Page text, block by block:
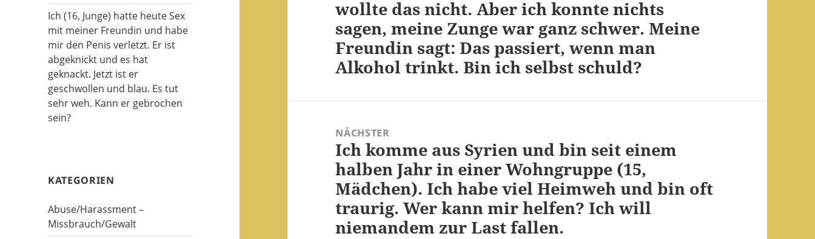
Ich (16, Junge) hatte heute Sex
mit meiner Freundin und habe
mir den Penis verletzt. Er ist
abgeknickt und es hat
geknackt. Jetzt ist er
geschwollen und blau. Es tut
sehr weh. Kann er gebrochen
sein?
KATEGORIEN
Abuse/Harassment –
Missbrauch/Gewalt
wollte das nicht. Aber ich konnte nichts
sagen, meine Zunge war ganz schwer. Meine
Freundin sagt: Das passiert, wenn man
Alkohol trinkt. Bin ich selbst schuld?
NÄCHSTER
Nächster
Beitrag:
Ich komme aus Syrien und bin seit einem
halben Jahr in einer Wohngruppe (15,
Mädchen). Ich habe viel Heimweh und bin oft
traurig. Wer kann mir helfen? Ich will
niemandem zur Last fallen.